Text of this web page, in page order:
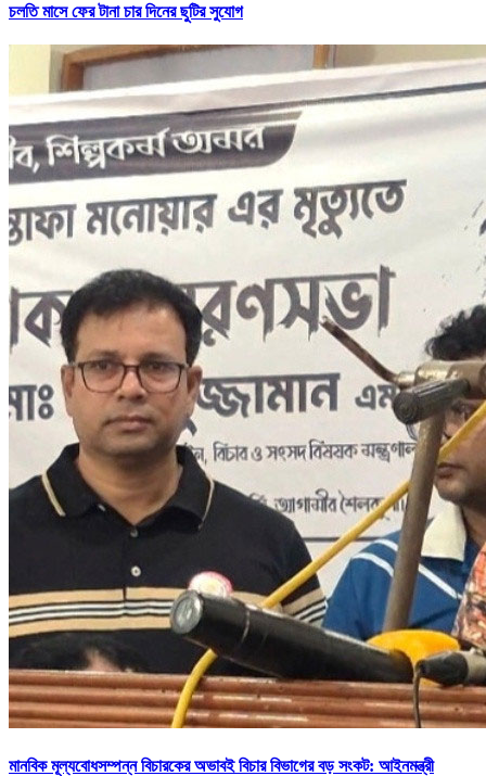
চলতি মাসে ফের টানা চার দিনের ছুটির সুযোগ
মানবিক মূল্যবোধসম্পন্ন বিচারকের অভাবই বিচার বিভাগের বড় সংকট: আইনমন্ত্রী